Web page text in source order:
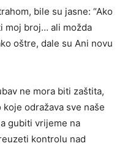
bile su jasne: “Ako
moj broj… ali možda
oštre, dale su Ani novu
ne mora biti zaštita,
odražava sve naše
gubiti vrijeme na
kontrolu nad